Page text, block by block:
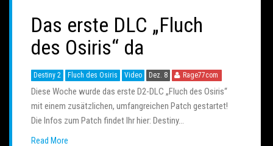
Das erste DLC „Fluch
des Osiris“ da
Destiny 2 Fluch des Osiris Video Dez. 8 Rage77com
Diese Woche wurde das erste D2-DLC „Fluch des Osiris“
mit einem zusätzlichen, umfangreichen Patch gestartet!
Die Infos zum Patch findet Ihr hier: Destiny…
Read More